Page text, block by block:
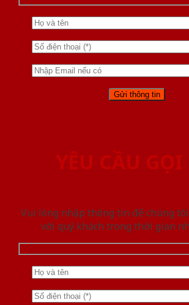
YÊU CẦU
Vui lòng nhập thông tin để chúng
với quý khách trong thời gian